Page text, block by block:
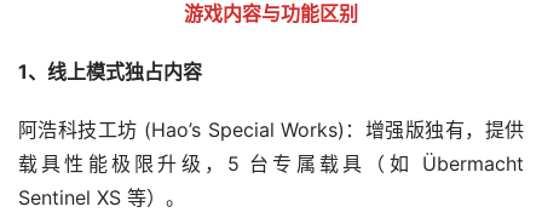
游戏内容与功能区别
1、线上模式独占内容
阿浩科技工坊 (Hao’s Special Works)：增强版独有，提供
载具性能极限升级，5 台专属载具（如 Übermacht
Sentinel XS 等）。